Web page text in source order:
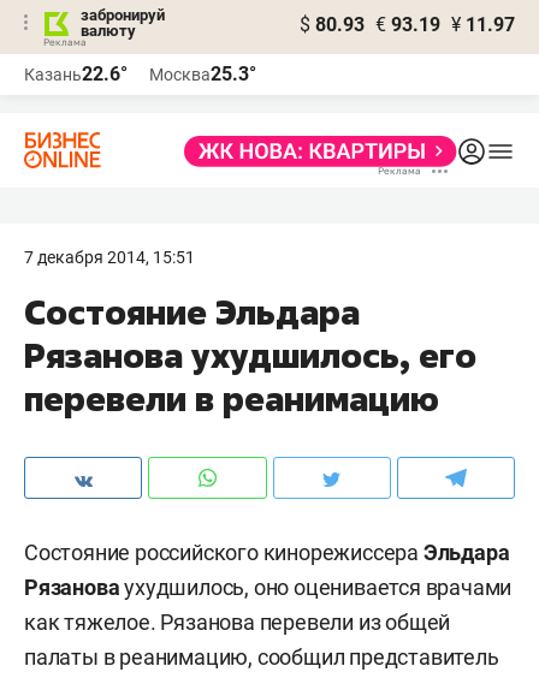
забронируй
валюту
$ 80.93 € 93.19 ¥ 11.97
Казань22.6° Москва25.3°
7 декабря 2014, 15:51
Состояние Эльдара
Рязанова ухудшилось, его
перевели в реанимацию
Состояние российского кинорежиссера Эльдара
Рязановаухудшилось, оно оценивается врачами
как тяжелое. Рязанова перевели из общей
палаты в реанимацию, сообщил представитель